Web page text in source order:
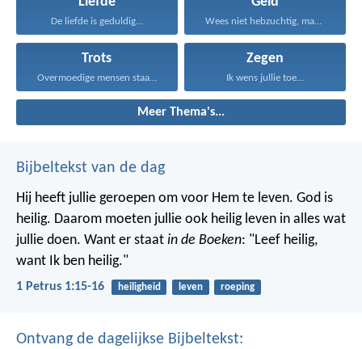
De liefde is geduldig... Wees niet hebzuchtig, maar...
Trots
Overmoedige mensen staan uiteindelijk...
Zegen
Ik wens jullie toe...
Meer Thema's...
Bijbeltekst van de dag
Hij heeft jullie geroepen om voor Hem te leven. God is
heilig. Daarom moeten jullie ook heilig leven in alles wat
jullie doen. Want er staat in de Boeken: "Leef heilig,
want Ik ben heilig."
1 Petrus 1:15-16 heiligheid leven roeping
Ontvang de dagelijkse Bijbeltekst: